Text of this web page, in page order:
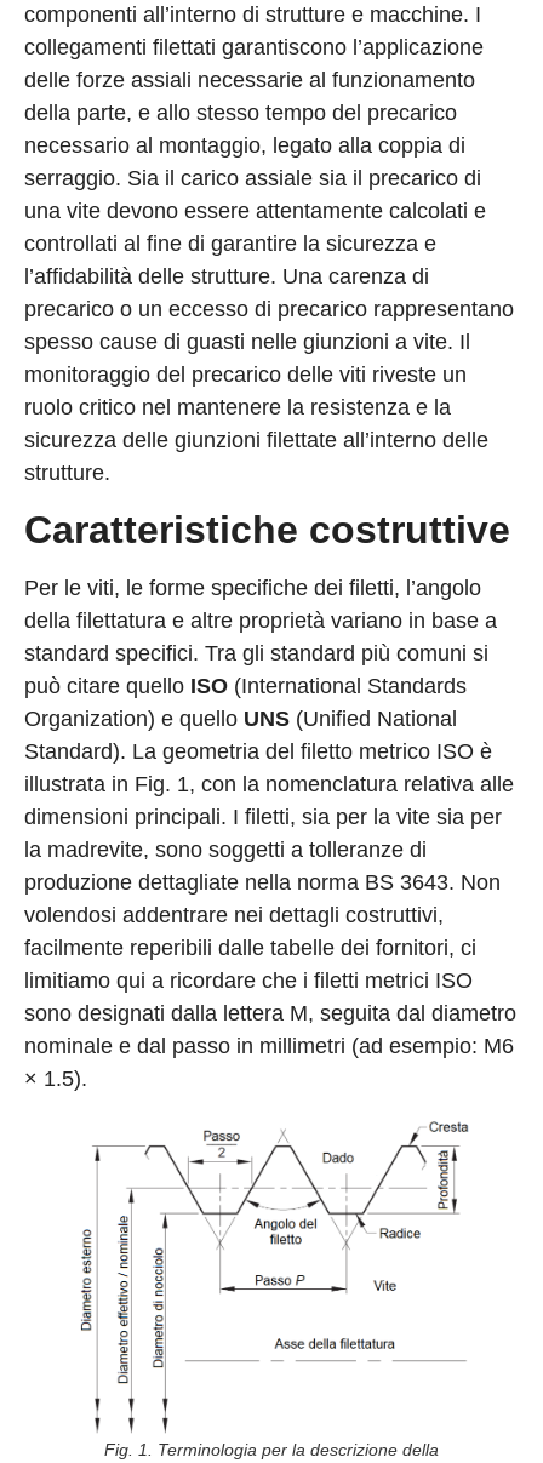
componenti all’interno di strutture e macchine. I
collegamenti filettati garantiscono l’applicazione
delle forze assiali necessarie al funzionamento
della parte, e allo stesso tempo del precarico
necessario al montaggio, legato alla coppia di
serraggio. Sia il carico assiale sia il precarico di
una vite devono essere attentamente calcolati e
controllati al fine di garantire la sicurezza e
l’affidabilità delle strutture. Una carenza di
precarico o un eccesso di precarico rappresentano
spesso cause di guasti nelle giunzioni a vite. Il
monitoraggio del precarico delle viti riveste un
ruolo critico nel mantenere la resistenza e la
sicurezza delle giunzioni filettate all’interno delle
strutture.
Caratteristiche costruttive
Per le viti, le forme specifiche dei filetti, l’angolo
della filettatura e altre proprietà variano in base a
standard specifici. Tra gli standard più comuni si
può citare quello ISO (International Standards
Organization) e quello UNS (Unified National
Standard). La geometria del filetto metrico ISO è
illustrata in Fig. 1, con la nomenclatura relativa alle
dimensioni principali. I filetti, sia per la vite sia per
la madrevite, sono soggetti a tolleranze di
produzione dettagliate nella norma BS 3643. Non
volendosi addentrare nei dettagli costruttivi,
facilmente reperibili dalle tabelle dei fornitori, ci
limitiamo qui a ricordare che i filetti metrici ISO
sono designati dalla lettera M, seguita dal diametro
nominale e dal passo in millimetri (ad esempio: M6
× 1.5).
Fig. 1. Terminologia per la descrizione della